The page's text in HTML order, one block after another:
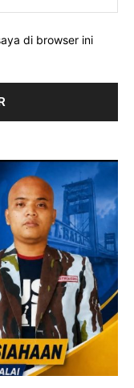
di browser ini